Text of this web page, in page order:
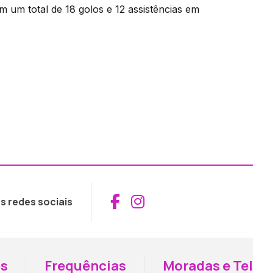
total de 18 golos e 12 assistências em
redes sociais Aceder ao
Aceder ao
Frequências Moradas e